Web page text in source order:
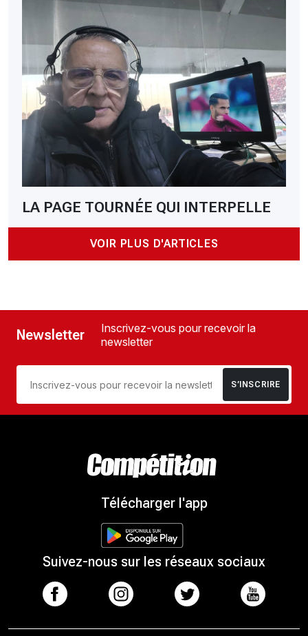
LA PAGE TOURNÉE QUI INTERPELLE
VOIR PLUS D'ARTICLES
Newsletter
Inscrivez-vous pour recevoir la
newsletter
S’INSCRIRE
Télécharger l'app
Suivez-nous sur les réseaux sociaux